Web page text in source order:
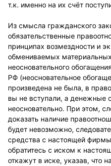
т.к. именно на их счёт
Из смысла гражданского
обязательственные
принципах возмездности и
обмениваемых
неосновательного
РФ (неосновательное
произведена не была, в
вы не вступали, а денежные
неосновательно. При этом,
доказать наличие
будет невозможно,
средства с настоящей
обратитесь с иском к
откажут в иске, указав, что